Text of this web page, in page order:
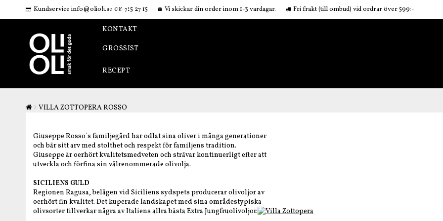
Kundservice info@olioli.se 08-715 27 15 Vi skickar din order inom 1-3 vardagar. Fri frakt (till ombud) vid ordrar över 599:-
OM OSS
KONTAKT
GROSSIST
RECEPT
VILLA ZOTTOPERA ROSSO
Giuseppe Rosso´s familjegård har odlat sina oliver i många generationer
och bär sitt arv med stolthet och respekt för familjens tradition.
Giuseppe är oerhört kvalitetsmedveten och strävar kontinuerligt efter att
utveckla och förfina sin välrenommerade olivolja.
SICILIENS GULD
Regionen Ragusa, belägen vid Siciliens sydspets producerar olivoljor av
oerhört fin kvalitet. Det kuperade landskapet med sina områdestypiska
olivsorter tillverkar några av Italiens allra bästa Extra Jungfruolivoljor.